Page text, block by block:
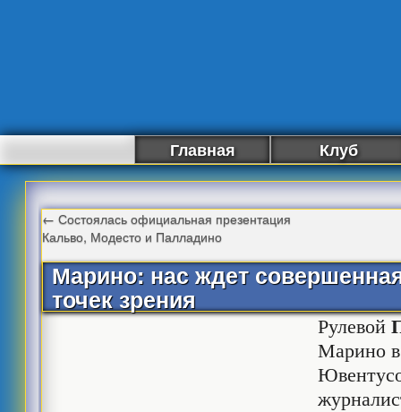
Главная Клуб
← Состоялась официальная презентация
Кальво, Модесто и Палладино
Марино: нас ждет
точек зрения
Рулевой
Марино в